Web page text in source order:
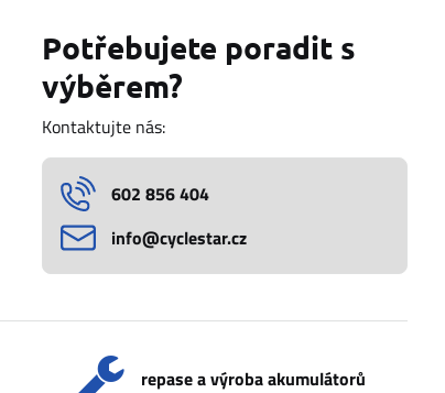
Potřebujete poradit s
výběrem?
Kontaktujte nás:
602 856 404
info​@cyclestar​.cz
repase a výroba akumulátorů